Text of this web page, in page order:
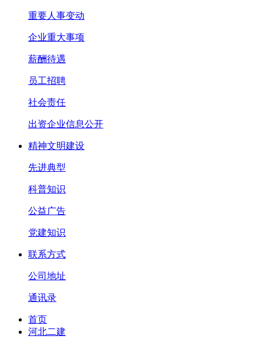
重要人事变动
企业重大事项
薪酬待遇
员工招聘
社会责任
出资企业信息公开
精神文明建设
先进典型
科普知识
公益广告
党建知识
联系方式
公司地址
通讯录
首页
河北二建